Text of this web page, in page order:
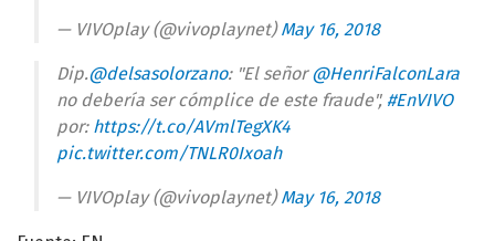
— VIVOplay (@vivoplaynet)May 16, 2018
Dip.@delsasolorzano: "El señor@HenriFalconLara
no debería ser cómplice de este fraude", #EnVIVO
por: https://t.co/AVmlTegXK4
pic.twitter.com/TNLR0Ixoah
— VIVOplay (@vivoplaynet)May 16, 2018